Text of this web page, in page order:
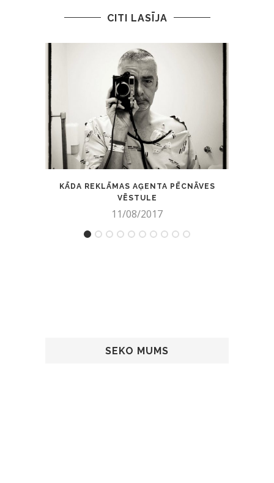
CITI LASĪJA
KĀDA REKLĀMAS AĢENTA PĒCNĀVES
VĒSTULE
11/08/2017
SEKO MUMS